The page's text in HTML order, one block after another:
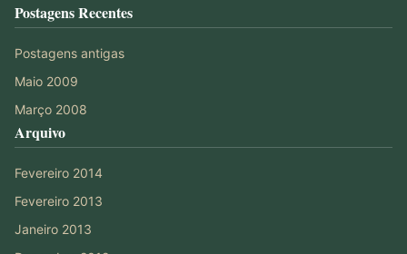
Postagens Recentes
Postagens antigas
Maio 2009
Março 2008
Arquivo
Fevereiro 2014
Fevereiro 2013
Janeiro 2013